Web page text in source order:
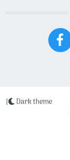
| Dark theme